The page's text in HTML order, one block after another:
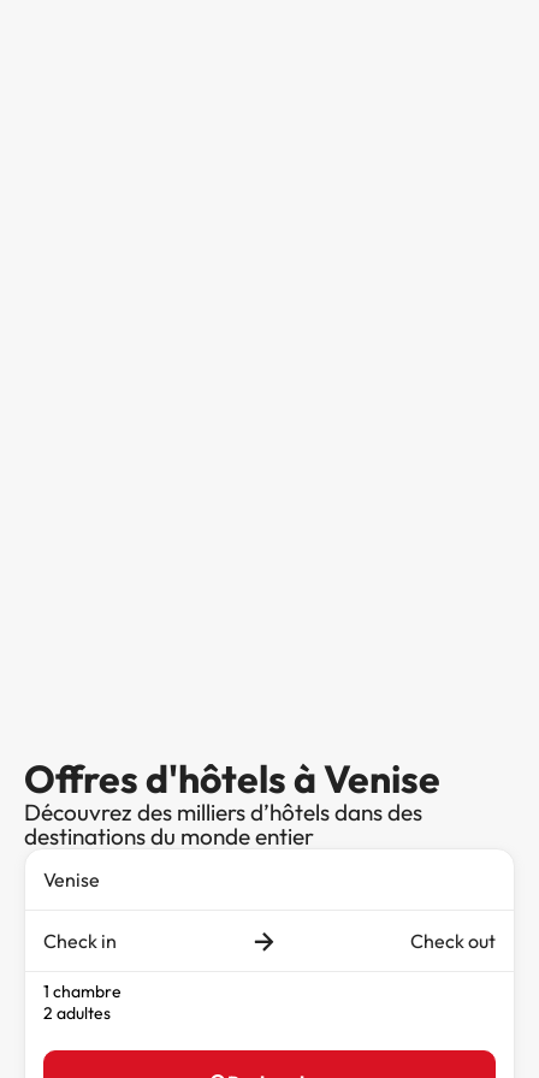
Offres d'hôtels à Venise
Découvrez des milliers d’hôtels dans des
destinations du monde entier
Check in Check out
1 chambre
2 adultes